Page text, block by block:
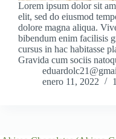
Lorem ipsum dolor sit
elit, sed do eiusmod
dolore magna aliqua.
bibendum enim facilisis
cursus in hac habitasse
Gravida cum sociis
enero 11, 2022